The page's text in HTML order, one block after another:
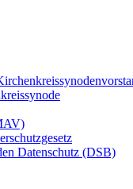
Datenschutz (DSB)